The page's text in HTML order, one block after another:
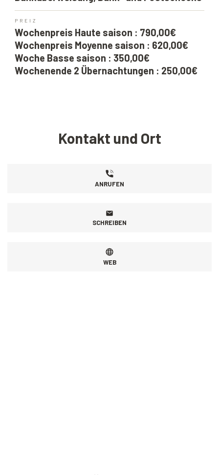
PREIZ
Wochenpreis Haute saison : 790,00€
Wochenpreis Moyenne saison : 620,00€
Woche Basse saison : 350,00€
Wochenende 2 Übernachtungen : 250,00€
Kontakt und Ort
ANRUFEN
SCHREIBEN
WEB